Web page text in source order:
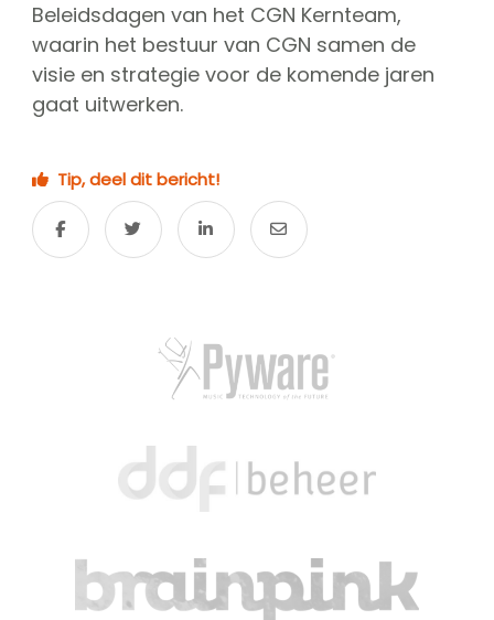
English
(0)
Account
Beleidsdagen van het CGN Kernteam,
waarin het bestuur van CGN samen de
visie en strategie voor de komende jaren
gaat uitwerken.
Tip, deel dit bericht!